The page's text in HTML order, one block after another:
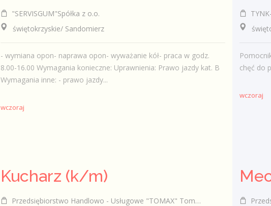
"SERVISGUM"Spółka z o.o.
świętokrzyskie/ Sandomierz
- wymiana opon- naprawa opon- wyważanie kół- praca w godz.
8.00-16.00 Wymagania konieczne: Uprawnienia: Prawo jazdy kat. B
Wymagania inne: - prawo jazdy...
wczoraj
chęć do
wczoraj
Kucharz (k/m)
Przedsiębiorstwo Handlowo - Usługowe "TOMAX" Tomasz Winiarski